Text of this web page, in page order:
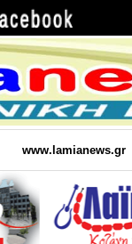
www.lamianews.gr